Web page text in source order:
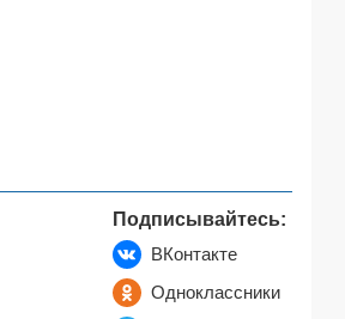
Подписывайтесь:
ВКонтакте
Одноклассники